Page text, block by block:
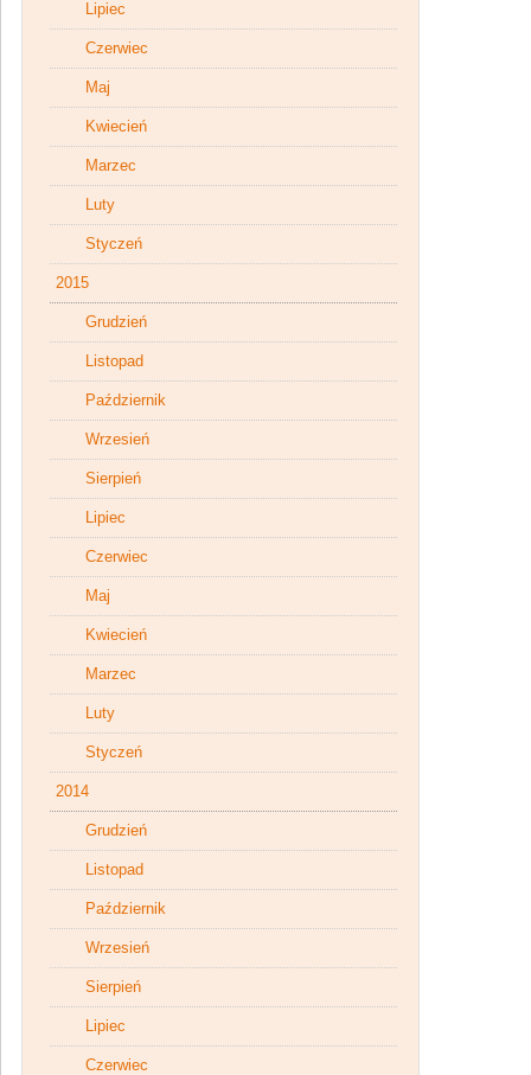
Lipiec
Czerwiec
Maj
Kwiecień
Marzec
Luty
Styczeń
2015
Grudzień
Listopad
Październik
Wrzesień
Sierpień
Lipiec
Czerwiec
Maj
Kwiecień
Marzec
Luty
Styczeń
2014
Grudzień
Listopad
Październik
Wrzesień
Sierpień
Lipiec
Czerwiec